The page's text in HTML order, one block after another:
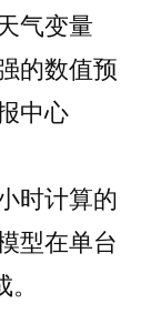
气变量
的数值预
中心
时计算的
型在单台